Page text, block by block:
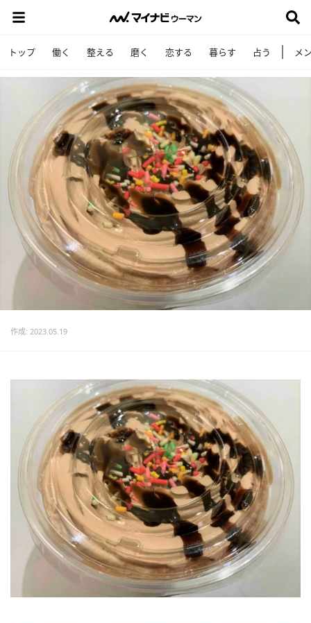
トップ 働く 整える 磨く 恋する 暮らす 占う メ
作成: 2023.05.19